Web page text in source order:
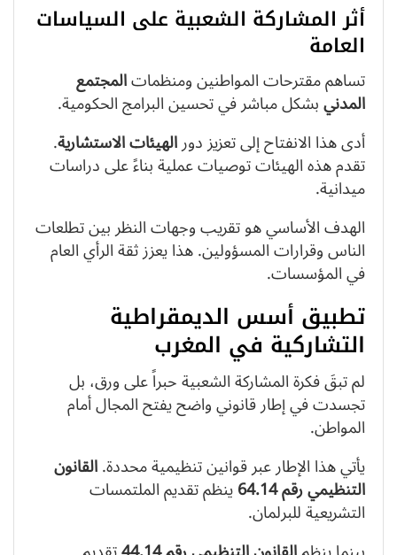
أثر المشاركة الشعبية على السياسات
العامة
تساهم مقترحات المواطنين ومنظماتالمجتمع
المدنيبشكل مباشر في تحسين البرامج الحكومية.
أدى هذا الانفتاح إلى تعزيز دورالهيئات الاستشارية.
تقدم هذه الهيئات توصيات عملية بناءً على دراسات
ميدانية.
الهدف الأساسي هو تقريب وجهات النظر بين تطلعات
الناس وقرارات المسؤولين. هذا يعزز ثقة الرأي العام
في المؤسسات.
تطبيق أسس الديمقراطية
التشاركية في المغرب
لم تبقَ فكرة المشاركة الشعبية حبراً على ورق، بل
تجسدت في إطار قانوني واضح يفتح المجال أمام
المواطن.
يأتي هذا الإطار عبر قوانين تنظيمية محددة.القانون
التنظيمي رقم 64.14 ينظم تقديم الملتمسات
التشريعية للبرلمان.